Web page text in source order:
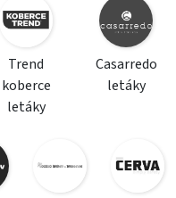
Trend
koberce
letáky
Casarredo
letáky